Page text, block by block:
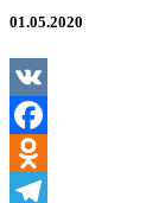
01.05.2020
VK
Facebook
Odnoklassniki